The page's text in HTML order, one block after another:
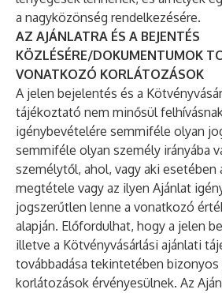
a nagyközönség rendelkezésére.
AZ AJÁNLATRA ÉS A BEJENTÉS
KÖZLÉSÉRE/DOKUMENTUMOK
VONATKOZÓ KORLÁTOZÁSOK
A jelen bejelentés és a
tájékoztató nem minősül
igénybevételére semmiféle olyan
semmiféle olyan személy irányába
személytől, ahol, vagy aki esetében
megtétele vagy az ilyen Ajánlat
jogszerűtlen lenne a vonatkozó
alapján. Előfordulhat, hogy a jelen
illetve a Kötvényvásárlási ajánlati
továbbadása tekintetében
korlátozások érvényesülnek. Az